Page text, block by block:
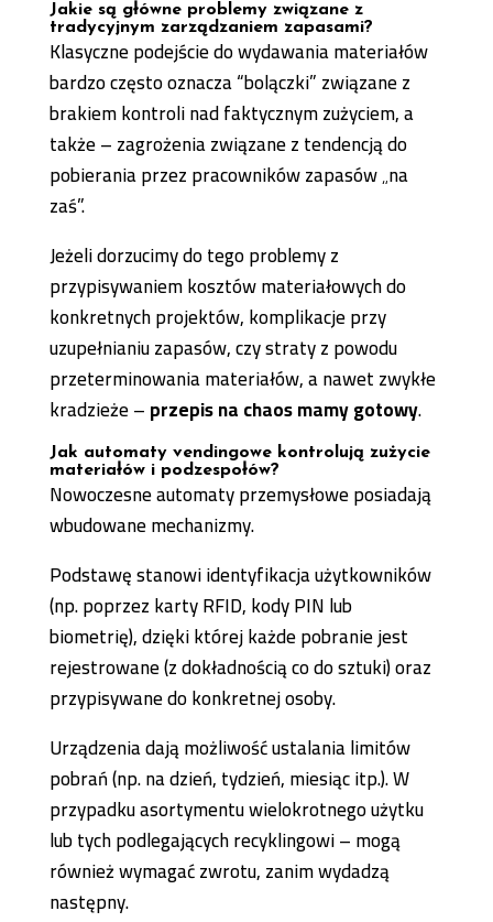
Jakie są główne problemy związane z
tradycyjnym zarządzaniem zapasami?
Klasyczne podejście do wydawania materiałów
bardzo często oznacza “bolączki” związane z
brakiem kontroli nad faktycznym zużyciem, a
także – zagrożenia związane z tendencją do
pobierania przez pracowników zapasów „na
zaś”.
Jeżeli dorzucimy do tego problemy z
przypisywaniem kosztów materiałowych do
konkretnych projektów, komplikacje przy
uzupełnianiu zapasów, czy straty z powodu
przeterminowania materiałów, a nawet zwykłe
kradzieże –przepis na chaos mamy gotowy.
Jak automaty vendingowe kontrolują zużycie
materiałów i podzespołów?
Nowoczesne automaty przemysłowe posiadają
wbudowane mechanizmy.
Podstawę stanowi identyfikacja użytkowników
(np. poprzez karty RFID, kody PIN lub
biometrię), dzięki której każde pobranie jest
rejestrowane (z dokładnością co do sztuki) oraz
przypisywane do konkretnej osoby.
Urządzenia dają możliwość ustalania limitów
pobrań (np. na dzień, tydzień, miesiąc itp.). W
przypadku asortymentu wielokrotnego użytku
lub tych podlegających recyklingowi – mogą
również wymagać zwrotu, zanim wydadzą
następny.